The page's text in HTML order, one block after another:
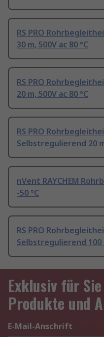
RS PRO
30 m, 500V ac 80 °C
RS PRO
20 m, 500V ac 80 °C
RS PRO
Selbstregulierend 20
nVent RAYCHEM
-50 °C
RS PRO
Selbstregulierend 100
Exklusiv für
Produkte und
E-Mail-Anschrift